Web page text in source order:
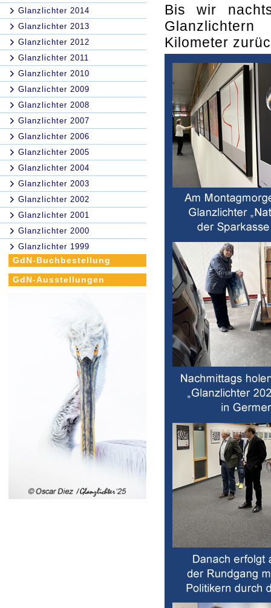
Glanzlichter 2014
Glanzlichter 2013
Glanzlichter 2012
Glanzlichter 2011
Glanzlichter 2010
Glanzlichter 2009
Glanzlichter 2008
Glanzlichter 2007
Glanzlichter 2006
Glanzlichter 2005
Glanzlichter 2004
Glanzlichter 2003
Glanzlichter 2002
Glanzlichter 2001
Glanzlichter 2000
Glanzlichter 1999
GdN-Buchbestellung
GdN-Ausstellungen
Bis wir
Kilometer